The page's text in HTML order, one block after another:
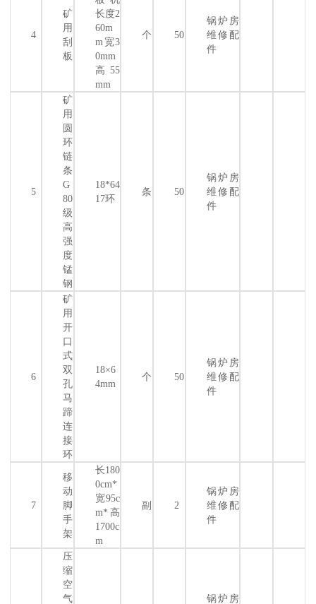
4
矿
用
刮
板
长度2
60m
m宽3
0mm
高55
mm
个 50
锅炉房
维修配
件
5
矿
用
圆
环
链
条
G
80
级
高
强
度
锰
钢
18*64
17环
条 50
锅炉房
维修配
件
6
矿
用
开
口
式
双
孔
马
蹄
连
接
环
18×6
4mm
个 50
锅炉房
维修配
件
7
移
动
脚
手
架
长180
0cm*
宽95c
m*高
1700c
m
副 2
锅炉房
维修配
件
压
缩
空
气
锅炉房